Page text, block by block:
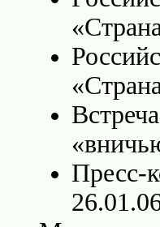
Пресс-